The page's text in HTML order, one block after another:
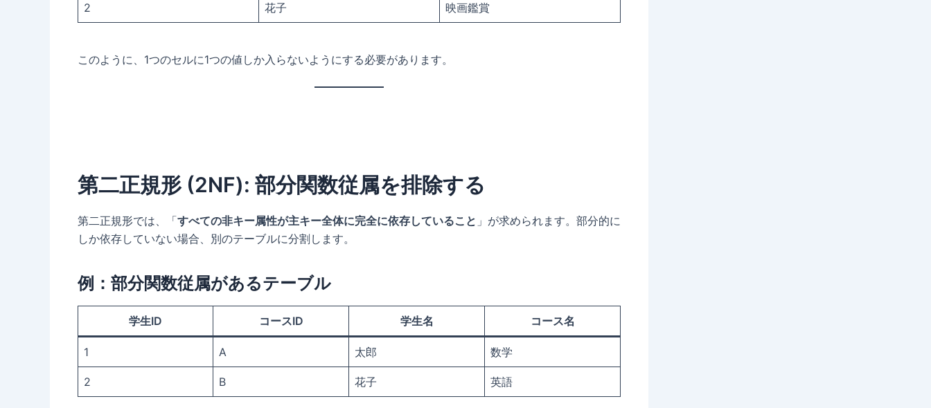
2 花子 映画鑑賞
このように、1つのセルに1つの値しか入らないようにする必要があります。
第二正規形 (2NF): 部分関数従属を排除する
第二正規形では、「すべての非キー属性が主キー全体に完全に依存していること 」が求められます。部分的に
しか依存していない場合、別のテーブルに分割します。
例：部分関数従属があるテーブル
学生ID コースID 学生名 コース名
1 A 太郎 数学
2 B 花子 英語